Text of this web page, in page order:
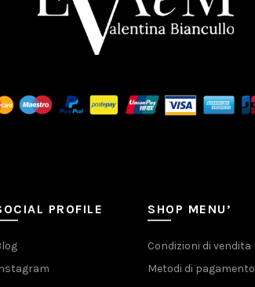
PROFILE SHOP MENU’
Condizioni di vendita
Metodi di pagamento